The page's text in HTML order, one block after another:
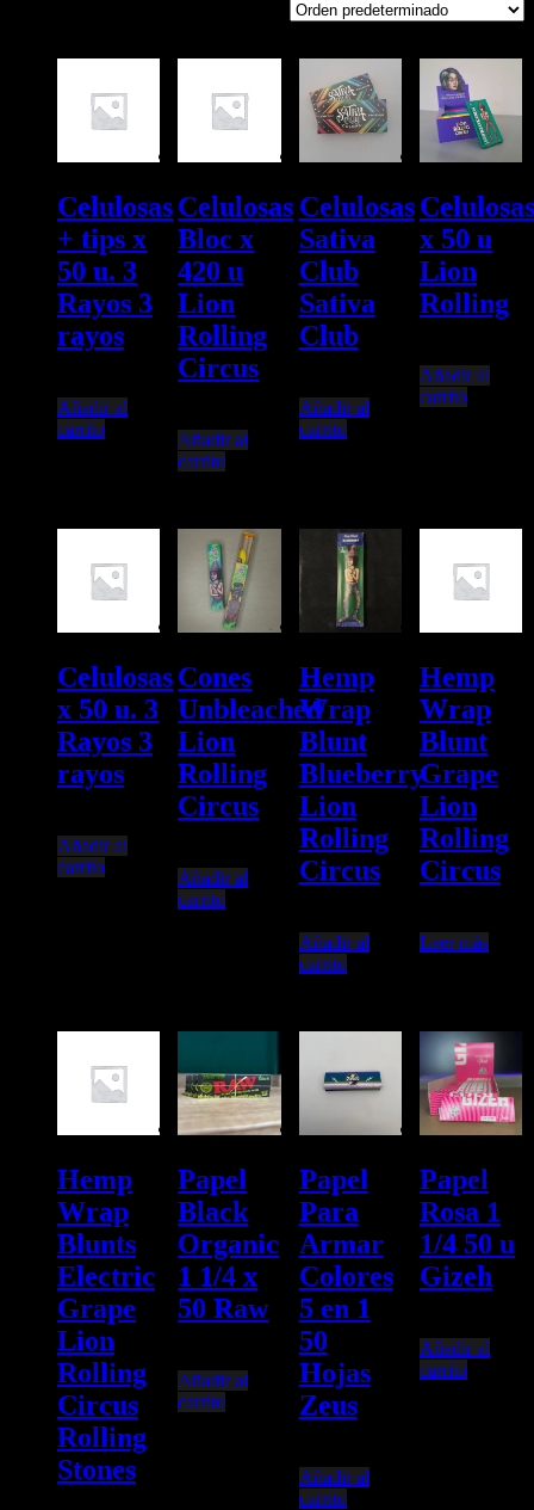
Celulosas
+ tips x
50 u. 3
Rayos 3
rayos
Añadir al
carrito
Celulosas
Bloc x
420 u
Lion
Rolling
Circus
Añadir al
carrito
Celulosas
Sativa
Club
Sativa
Club
Añadir al
carrito
Celulosas
x 50 u
Lion
Rolling
Añadir al
carrito
Celulosas
x 50 u. 3
Rayos 3
rayos
Añadir al
carrito
Cones
Unbleached
Lion
Rolling
Circus
Añadir al
carrito
Hemp
Wrap
Blunt
Blueberry
Lion
Rolling
Circus
Añadir al
carrito
Hemp
Wrap
Blunt
Grape
Lion
Rolling
Circus
Leer más
Hemp
Wrap
Blunts
Electric
Grape
Lion
Rolling
Circus
Rolling
Stones
Papel
Black
Organic
1 1/4 x
50 Raw
Añadir al
carrito
Papel
Para
Armar
Colores
5 en 1
50
Hojas
Zeus
Añadir al
carrito
Papel
Rosa 1
1/4 50 u
Gizeh
Añadir al
carrito